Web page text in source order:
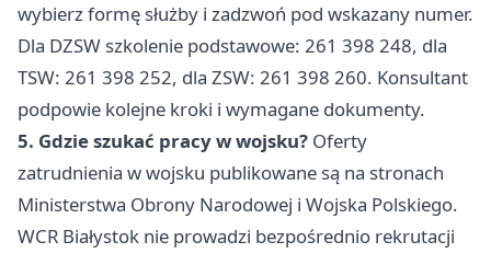
wybierz formę służby i zadzwoń pod wskazany numer.
Dla DZSW szkolenie podstawowe: 261 398 248, dla
TSW: 261 398 252, dla ZSW: 261 398 260. Konsultant
podpowie kolejne kroki i wymagane dokumenty.
5. Gdzie szukać pracy w wojsku? Oferty
zatrudnienia w wojsku publikowane są na stronach
Ministerstwa Obrony Narodowej i Wojska Polskiego.
WCR Białystok nie prowadzi bezpośrednio rekrutacji